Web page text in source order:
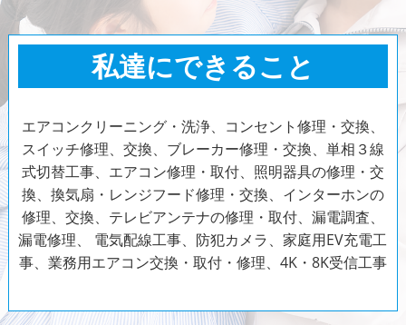
私達にできること
エアコンクリーニング・洗浄、コンセント修理・交換、
スイッチ修理、交換、ブレーカー修理・交換、単相３線
式切替工事、エアコン修理・取付、照明器具の修理・交
換、換気扇・レンジフード修理・交換、インターホンの
修理、交換、テレビアンテナの修理・取付、漏電調査、
漏電修理、 電気配線工事、防犯カメラ、家庭用EV充電工
事、業務用エアコン交換・取付・修理、4K・8K受信工事